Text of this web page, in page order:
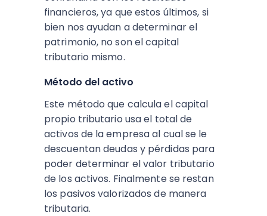
financieros, ya que estos últimos, si
bien nos ayudan a determinar el
patrimonio, no son el capital
tributario mismo.
Método del activo
Este método que calcula elcapital
propio tributario usa el total de
activos de la empresa al cual se le
descuentan deudas y pérdidas para
poder determinar el valor tributario
de los activos. Finalmente se restan
los pasivos valorizados de manera
tributaria.